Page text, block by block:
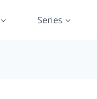
Series